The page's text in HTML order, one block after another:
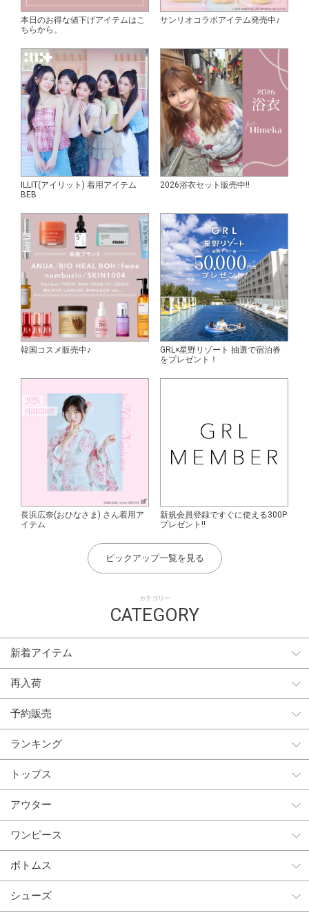
カテゴリー
CATEGORY
新着アイテム
再入荷
予約販売
ランキング
トップス
アウター
ワンピース
ボトムス
シューズ
本日のお得な値下げアイテムはこ
ちらから。
サンリオコラボアイテム発売中♪
ILLIT(アイリット) 着用アイテム
BEB
2026浴衣セット販売中!!
韓国コスメ販売中♪
GRL×星野リゾート 抽選で宿泊券
をプレゼント！
長浜広奈(おひなさま) さん着用ア
イテム
新規会員登録ですぐに使える300P
プレゼント!!
ピックアップ一覧を見る